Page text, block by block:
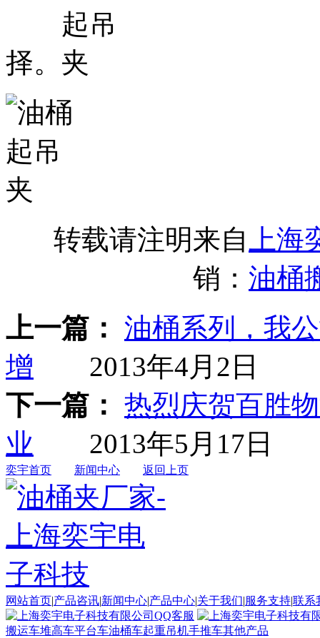
择。
转载请注明来自
上
销： 油桶
上一篇： 油桶系列，我
增 2013年4月2日
下一篇： 热烈庆贺百胜
业 2013年5月17日
奕宇首页 新闻中心 返回上页
网站首页|产品咨讯|新闻中心|产品中心|关于我们|服务支持|联系
搬运车堆高车平台车油桶车起重吊机手推车其他产品